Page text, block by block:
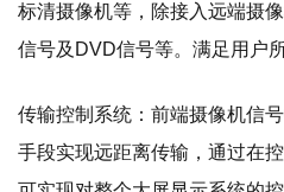
标清摄像机等，除接入远端摄
信号及DVD信号等。满足用户
传输控制系统：前端摄像机信
手段实现远距离传输，通过在